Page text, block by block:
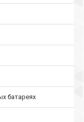
батареях